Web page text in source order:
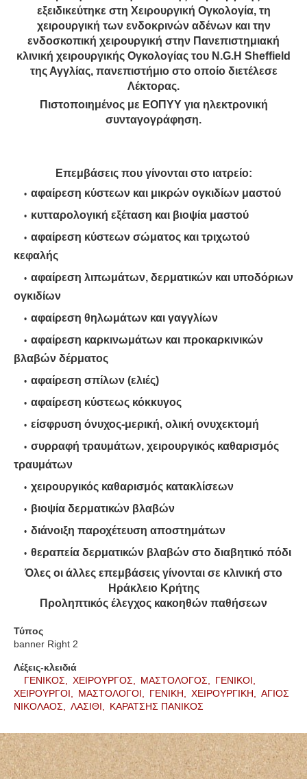
εξειδικεύτηκε στη Χειρουργική Ογκολογία, τη
χειρουργική των ενδοκρινών αδένων και την
ενδοσκοπική χειρουργική στην Πανεπιστημιακή
κλινική χειρουργικής Ογκολογίας του Ν.G.H Sheffield
της Αγγλίας, πανεπιστήμιο στο οποίο διετέλεσε
Λέκτορας.
Πιστοποιημένος με ΕΟΠΥΥ για ηλεκτρονική
συνταγογράφηση.
Επεμβάσεις που γίνονται στο ιατρείο:
αφαίρεση κύστεων και μικρών ογκιδίων μαστού
κυτταρολογική εξέταση και βιοψία μαστού
αφαίρεση κύστεων σώματος και τριχωτού
κεφαλής
αφαίρεση λιπωμάτων, δερματικών και υποδόριων
ογκιδίων
αφαίρεση θηλωμάτων και γαγγλίων
αφαίρεση καρκινωμάτων και προκαρκινικών
βλαβών δέρματος
αφαίρεση σπίλων (ελιές)
αφαίρεση κύστεως κόκκυγος
είσφρυση όνυχος-μερική, ολική ονυχεκτομή
συρραφή τραυμάτων, χειρουργικός καθαρισμός
τραυμάτων
χειρουργικός καθαρισμός κατακλίσεων
βιοψία δερματικών βλαβών
διάνοιξη παροχέτευση αποστημάτων
θεραπεία δερματικών βλαβών στο διαβητικό πόδι
Όλες οι άλλες επεμβάσεις γίνονται σε κλινική στο
Ηράκλειο Κρήτης
Προληπτικός έλεγχος κακοηθών παθήσεων
Τύπος
banner Right 2
Λέξεις-κλειδιά
ΓΕΝΙΚΟΣ,
ΧΕΙΡΟΥΡΓΟΣ, ΜΑΣΤΟΛΟΓΟΣ,
ΓΕΝΙΚΟΙ,
ΧΕΙΡΟΥΡΓΟΙ,
ΜΑΣΤΟΛΟΓΟΙ, ΓΕΝΙΚΗ, ΧΕΙΡΟΥΡΓΙΚΗ,
ΑΓΙΟΣ
ΝΙΚΟΛΑΟΣ,
ΛΑΣΙΘΙ, ΚΑΡΑΤΣΗΣ ΠΑΝΙΚΟΣ